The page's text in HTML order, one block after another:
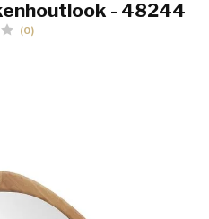
- 48244
(0)